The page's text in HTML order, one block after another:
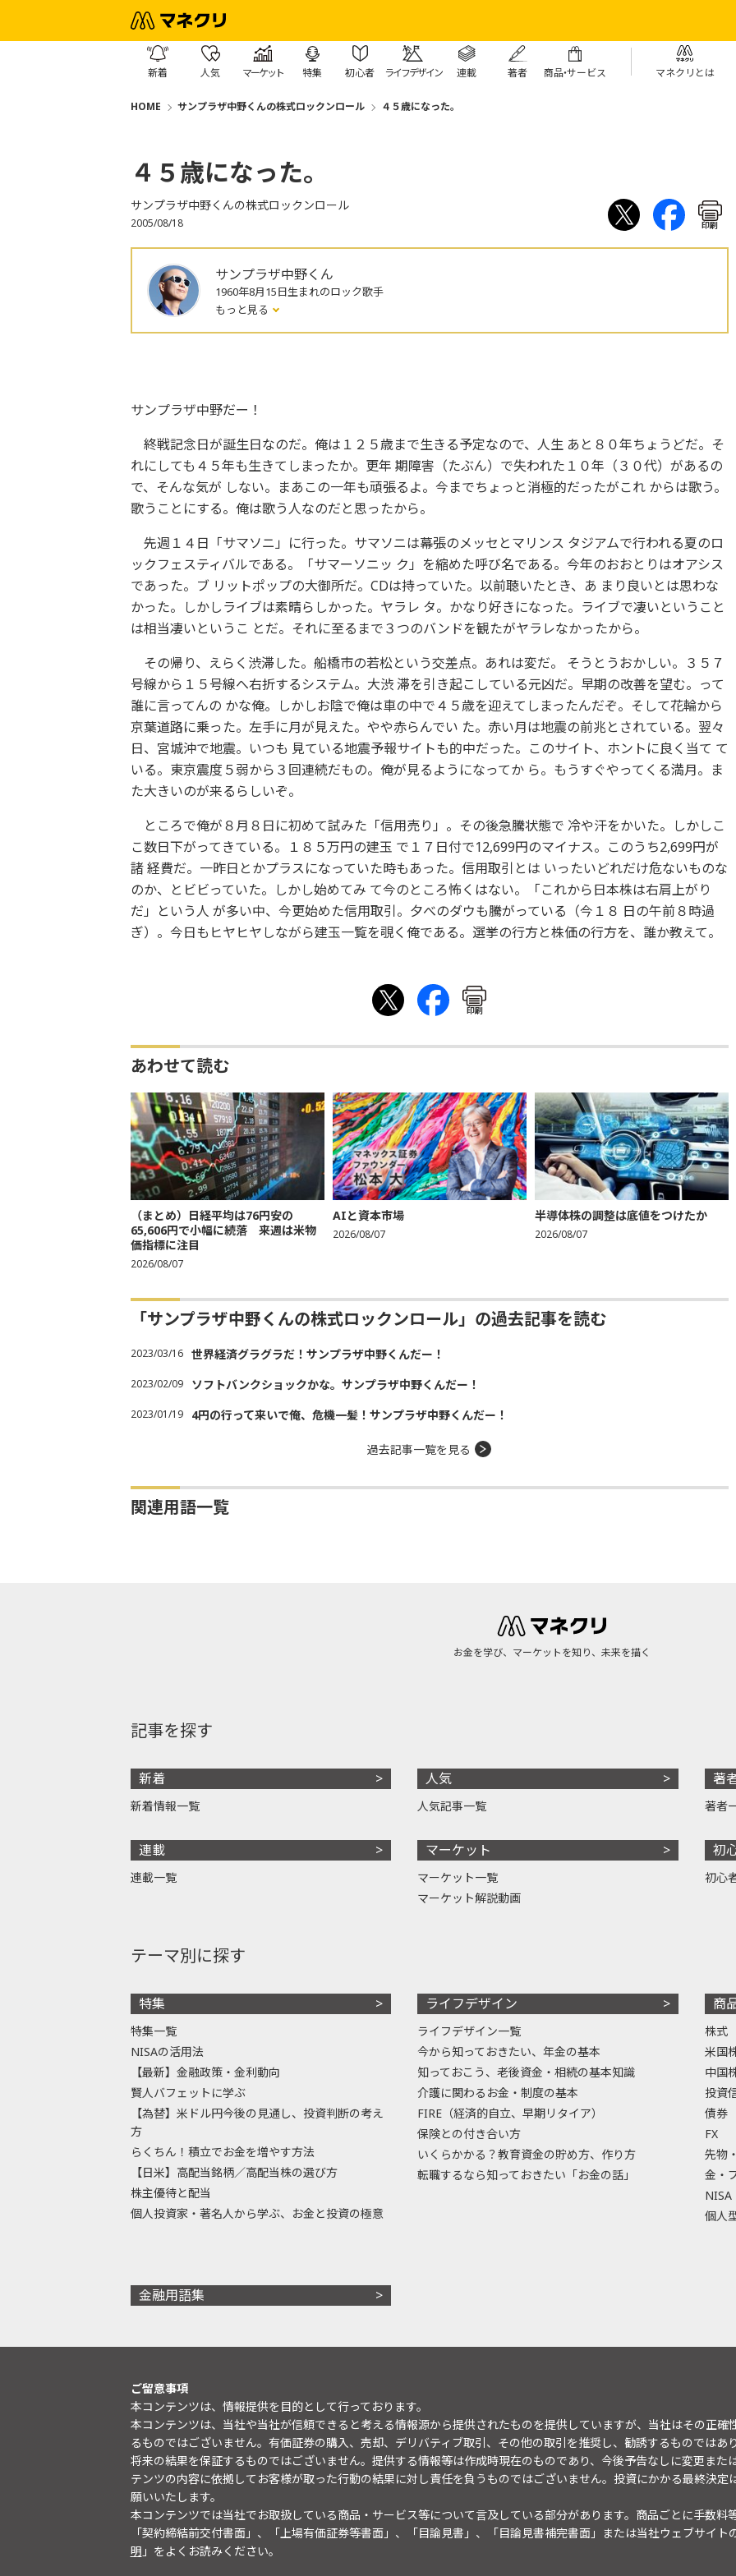
新着 人気 マーケット 特集 初心者 ライフデザイン 連載 著者 商品・サービス マネクリとは
HOME サンプラザ中野くんの株式ロックンロール ４５歳になった。
４５歳になった。
サンプラザ中野くんの株式ロックンロール
2005/08/18 印刷
サンプラザ中野くん
1960年8月15日生まれのロック歌手
もっと見る
サンプラザ中野だー！
終戦記念日が誕生日なのだ。俺は１２５歳まで生きる予定なので、人生 あと８０年ちょうどだ。そ
れにしても４５年も生きてしまったか。更年 期障害（たぶん）で失われた１０年（３０代）があるの
で、そんな気が しない。まあこの一年も頑張るよ。今までちょっと消極的だったがこれ からは歌う。
歌うことにする。俺は歌う人なのだと思ったから。
先週１４日「サマソニ」に行った。サマソニは幕張のメッセとマリンス タジアムで行われる夏のロ
ックフェスティバルである。「サマーソニッ ク」を縮めた呼び名である。今年のおおとりはオアシス
であった。ブ リットポップの大御所だ。CDは持っていた。以前聴いたとき、あ まり良いとは思わな
かった。しかしライブは素晴らしかった。ヤラレ タ。かなり好きになった。ライブで凄いということ
は相当凄いというこ とだ。それに至るまで３つのバンドを観たがヤラレなかったから。
その帰り、えらく渋滞した。船橋市の若松という交差点。あれは変だ。 そうとうおかしい。３５７
号線から１５号線へ右折するシステム。大渋 滞を引き起こしている元凶だ。早期の改善を望む。って
誰に言ってんの かな俺。しかしお陰で俺は車の中で４５歳を迎えてしまったんだぞ。そして花輪から
京葉道路に乗った。左手に月が見えた。やや赤らんでい た。赤い月は地震の前兆とされている。翌々
日、宮城沖で地震。いつも 見ている地震予報サイトも的中だった。このサイト、ホントに良く当て て
いる。東京震度５弱から３回連続だもの。俺が見るようになってか ら。もうすぐやってくる満月。ま
た大きいのが来るらしいぞ。
ところで俺が８月８日に初めて試みた「信用売り」。その後急騰状態で 冷や汗をかいた。しかしこ
こ数日下がってきている。１８５万円の建玉 で１７日付で12,699円のマイナス。このうち2,699円が
諸 経費だ。一昨日とかプラスになっていた時もあった。信用取引とは いったいどれだけ危ないものな
のか、とビビっていた。しかし始めてみ て今のところ怖くはない。「これから日本株は右肩上がり
だ」という人 が多い中、今更始めた信用取引。夕べのダウも騰がっている（今１８ 日の午前８時過
ぎ）。今日もヒヤヒヤしながら建玉一覧を覗く俺である。選挙の行方と株価の行方を、誰か教えて。
印刷
あわせて読む
（まとめ）日経平均は76円安の
65,606円で小幅に続落 来週は米物
価指標に注目
2026/08/07
AIと資本市場
2026/08/07
半導体株の調整は底値をつけたか
2026/08/07
「サンプラザ中野くんの株式ロックンロール」の過去記事を読む
2023/03/16 世界経済グラグラだ！サンプラザ中野くんだー！
2023/02/09 ソフトバンクショックかな。サンプラザ中野くんだー！
2023/01/19 4円の行って来いで俺、危機一髪！サンプラザ中野くんだー！
過去記事一覧を見る
関連用語一覧
お金を学び、マーケットを知り、未来を描く
記事を探す
新着
新着情報一覧
連載
連載一覧
人気
人気記事一覧
マーケット
マーケット一覧
マーケット解説動画
著
著者
初
初心
テーマ別に探す
特集
特集一覧
NISAの活用法
【最新】金融政策・金利動向
賢人バフェットに学ぶ
【為替】米ドル円今後の見通し、投資判断の考え
方
らくちん！積立でお金を増やす方法
【日米】高配当銘柄／高配当株の選び方
株主優待と配当
個人投資家・著名人から学ぶ、お金と投資の極意
ライフデザイン
ライフデザイン一覧
今から知っておきたい、年金の基本
知っておこう、老後資金・相続の基本知識
介護に関わるお金・制度の基本
FIRE（経済的自立、早期リタイア）
保険との付き合い方
いくらかかる？教育資金の貯め方、作り方
転職するなら知っておきたい「お金の話」
商
株式
米国
中国
投資
債券
FX
先物
金・
NISA
個人
金融用語集
ご留意事項
本コンテンツは、情報提供を目的として行っております。
本コンテンツは、当社や当社が信頼できると考える情報源から提供されたものを提供していますが、当社はその正
るものではございません。有価証券の購入、売却、デリバティブ取引、その他の取引を推奨し、勧誘するものでは
将来の結果を保証するものではございません。提供する情報等は作成時現在のものであり、今後予告なしに変更また
テンツの内容に依拠してお客様が取った行動の結果に対し責任を負うものではございません。投資にかかる最終決
願いいたします。
本コンテンツでは当社でお取扱している商品・サービス等について言及している部分があります。商品ごとに手数料
「契約締結前交付書面」、「上場有価証券等書面」、「目論見書」、「目論見書補完書面」または当社ウェブサイト
明 」をよくお読みください。